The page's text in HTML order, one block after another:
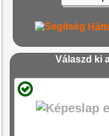
Válaszd ki